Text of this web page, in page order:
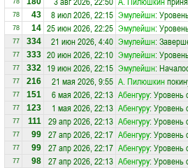
78
78 43 8 июл 2026, 22:15 Эмулейшн:
78 14 25 июн 2026, 22:25 Эмулейшн:
77 334 21 июн 2026, 4:40 Эмулейшн:
77 333 20 июн 2026, 22:10 Эмулейшн:
77 332 19 июн 2026, 22:15 Эмулейшн:
77 216 21 мая 2026, 9:55 А. Пилюшкин
77 151 6 мая 2026, 22:13 Абенгуру: Уровень
77 123 1 мая 2026, 22:13 Абенгуру: Уровень
77 111 29 апр 2026, 22:13 Абенгуру: Уровень
77 99 27 апр 2026, 22:17 Абенгуру: Уровень
77 99 27 апр 2026, 22:17 Абенгуру: Уровень
77 98 27 апр 2026, 22:13 Абенгуру: Уровень